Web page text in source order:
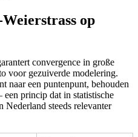
op
convergence in große
voor gezuiverde modelering.
naar een puntenpunt, behouden
een princip dat in statistische
Nederland steeds relevanter